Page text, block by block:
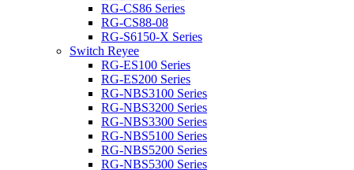
RG-CS86 Series
RG-CS88-08
RG-S6150-X Series
Switch Reyee
RG-ES100 Series
RG-ES200 Series
RG-NBS3100 Series
RG-NBS3200 Series
RG-NBS3300 Series
RG-NBS5100 Series
RG-NBS5200 Series
RG-NBS5300 Series